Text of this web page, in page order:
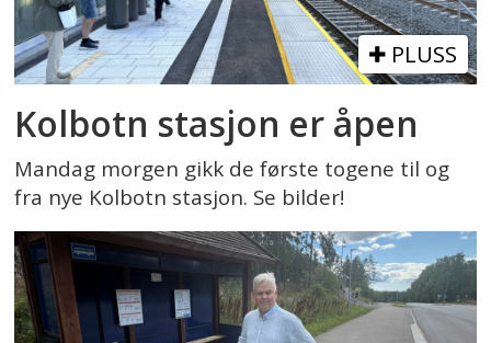
PLUSS
Kolbotn stasjon er åpen
Mandag morgen gikk de første togene til og
fra nye Kolbotn stasjon. Se bilder!